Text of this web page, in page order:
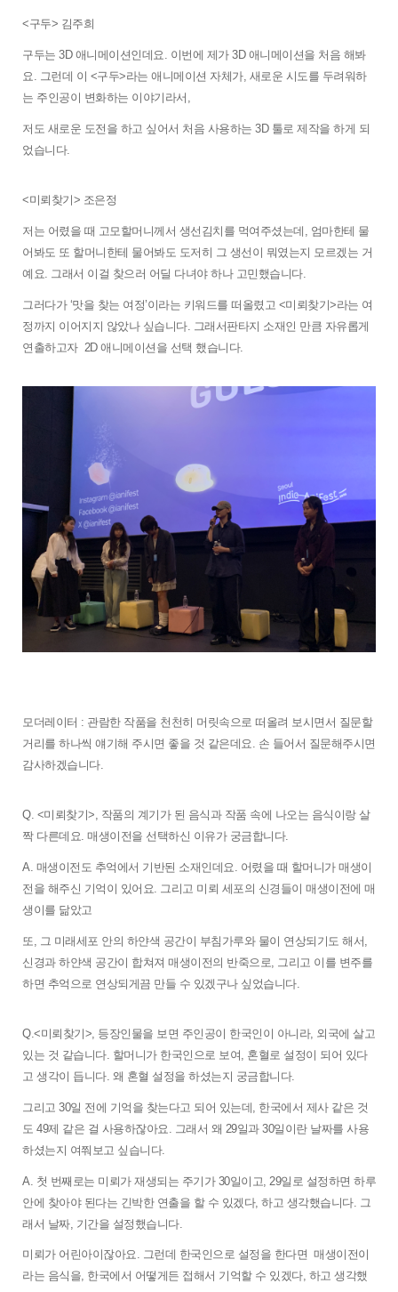
<구두> 김주희
구두는 3D 애니메이션인데요. 이번에 제가 3D 애니메이션을 처음 해봐
요. 그런데 이 <구두>라는 애니메이션 자체가, 새로운 시도를 두려워하
는 주인공이 변화하는 이야기라서,
저도 새로운 도전을 하고 싶어서 처음 사용하는 3D 툴로 제작을 하게 되
었습니다.
<미뢰찾기> 조은정
저는 어렸을 때 고모할머니께서 생선김치를 먹여주셨는데, 엄마한테 물
어봐도 또 할머니한테 물어봐도 도저히 그 생선이 뭐였는지 모르겠는 거
예요. 그래서 이걸 찾으러 어딜 다녀야 하나 고민했습니다.
그러다가 ‘맛을 찾는 여정’이라는 키워드를 떠올렸고 <미뢰찾기>라는 여
정까지 이어지지 않았나 싶습니다. 그래서판타지 소재인 만큼 자유롭게
연출하고자  2D 애니메이션을 선택 했습니다.
모더레이터 : 관람한 작품을 천천히 머릿속으로 떠올려 보시면서 질문할
거리를 하나씩 얘기해 주시면 좋을 것 같은데요. 손 들어서 질문해주시면
감사하겠습니다.
Q. <미뢰찾기>, 작품의 계기가 된 음식과 작품 속에 나오는 음식이랑 살
짝 다른데요. 매생이전을 선택하신 이유가 궁금합니다.
A. 매생이전도 추억에서 기반된 소재인데요. 어렸을 때 할머니가 매생이
전을 해주신 기억이 있어요. 그리고 미뢰 세포의 신경들이 매생이전에 매
생이를 닮았고
또, 그 미래세포 안의 하얀색 공간이 부침가루와 물이 연상되기도 해서,
신경과 하얀색 공간이 합쳐져 매생이전의 반죽으로, 그리고 이를 변주를
하면 추억으로 연상되게끔 만들 수 있겠구나 싶었습니다.
Q.<미뢰찾기>, 등장인물을 보면 주인공이 한국인이 아니라, 외국에 살고
있는 것 같습니다. 할머니가 한국인으로 보여, 혼혈로 설정이 되어 있다
고 생각이 듭니다. 왜 혼혈 설정을 하셨는지 궁금합니다.
그리고 30일 전에 기억을 찾는다고 되어 있는데, 한국에서 제사 같은 것
도 49제 같은 걸 사용하잖아요. 그래서 왜 29일과 30일이란 날짜를 사용
하셨는지 여쭤보고 싶습니다.
A. 첫 번째로는 미뢰가 재생되는 주기가 30일이고, 29일로 설정하면 하루
안에 찾아야 된다는 긴박한 연출을 할 수 있겠다, 하고 생각했습니다. 그
래서 날짜, 기간을 설정했습니다.
미뢰가 어린아이잖아요. 그런데 한국인으로 설정을 한다면  매생이전이
라는 음식을, 한국에서 어떻게든 접해서 기억할 수 있겠다, 하고 생각했